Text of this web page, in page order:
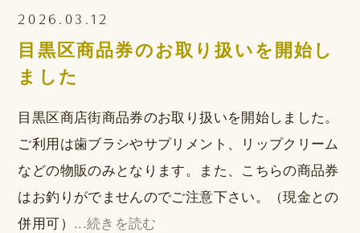
2026.03.12
目黒区商品券のお取り扱いを開始し
ました
目黒区商店街商品券のお取り扱いを開始しました。
ご利用は歯ブラシやサプリメント、リップクリーム
などの物販のみとなります。また、こちらの商品券
はお釣りがでませんのでご注意下さい。（現金との
併用可） ...続きを読む